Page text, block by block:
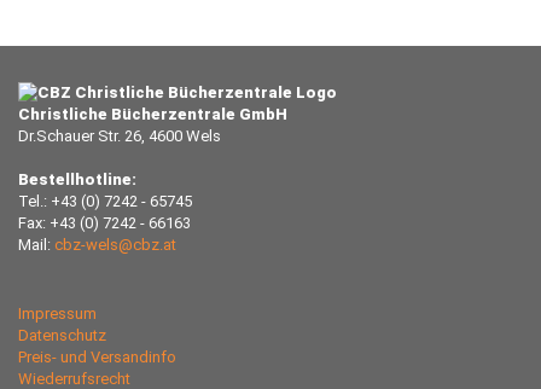
Christliche Bücherzentrale GmbH
Dr.Schauer Str. 26, 4600 Wels
Bestellhotline:
Tel.: +43 (0) 7242 - 65745
Fax: +43 (0) 7242 - 66163
Mail: cbz-wels@cbz.at
Impressum
Datenschutz
Preis- und Versandinfo
Wiederrufsrecht